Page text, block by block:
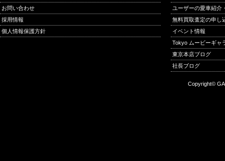
お問い合わせ
採用情報
個人情報保護方針
ユーザーの愛車紹介
無料買取査定の申し
イベント情報
Tokyo ムービーギャ
東京本店ブログ
社長ブログ
Copyright©